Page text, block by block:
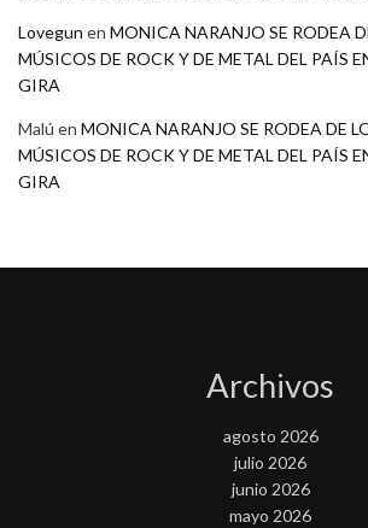
Lovegun en MONICA NARANJO SE RODEA
MÚSICOS DE ROCK Y DE METAL DEL PAÍS
GIRA
Malú en MONICA NARANJO SE RODEA DE
MÚSICOS DE ROCK Y DE METAL DEL PAÍS
GIRA
Archivos
agosto 2026
julio 2026
junio 2026
mayo 2026